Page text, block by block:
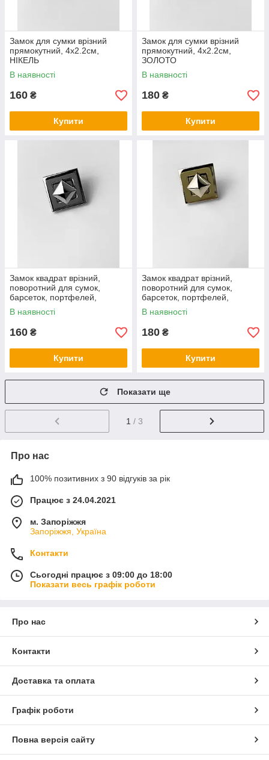
Замок для сумки врізний
прямокутний, 4х2.2см,
НІКЕЛЬ
В наявності
160 ₴
Купити
Замок для сумки врізний
прямокутний, 4х2.2см,
ЗОЛОТО
В наявності
180 ₴
Купити
Замок квадрат врізний,
поворотний для сумок,
барсеток, портфелей,
НІКЕЛЬ
В наявності
160 ₴
Купити
Замок квадрат врізний,
поворотний для сумок,
барсеток, портфелей,
ЗОЛОТО
В наявності
180 ₴
Купити
Показати ще
1 / 3
Про нас
100% позитивних з 90 відгуків за рік
Працює з 24.04.2021
м. Запоріжжя
Запоріжжя, Україна
Контакти
Сьогодні працює з 09:00 до 18:00
Показати весь графік роботи
Про нас
Контакти
Доставка та оплата
Графік роботи
Повна версія сайту